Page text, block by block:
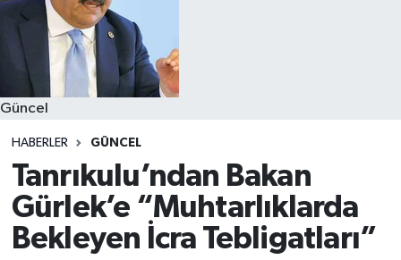
Güncel
HABERLER GÜNCEL
Tanrıkulu’ndan Bakan
Gürlek’e “Muhtarlıklarda
Bekleyen İcra Tebligatları”